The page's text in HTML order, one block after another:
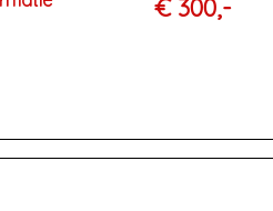
€ 300,-